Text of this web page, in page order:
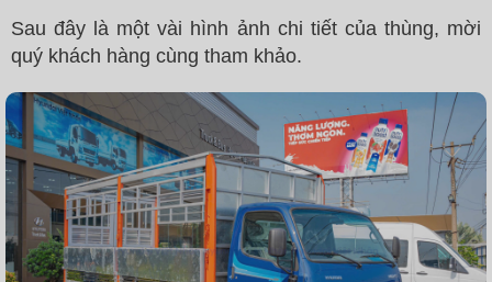
Sau đây là một vài hình ảnh chi tiết của thùng, mời
quý khách hàng cùng tham khảo.